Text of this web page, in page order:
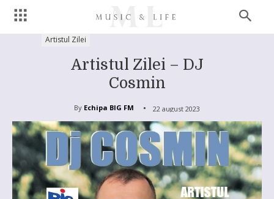
Artistul Zilei
Artistul Zilei – DJ
Cosmin
By Echipa BIG FM 22 august 2023